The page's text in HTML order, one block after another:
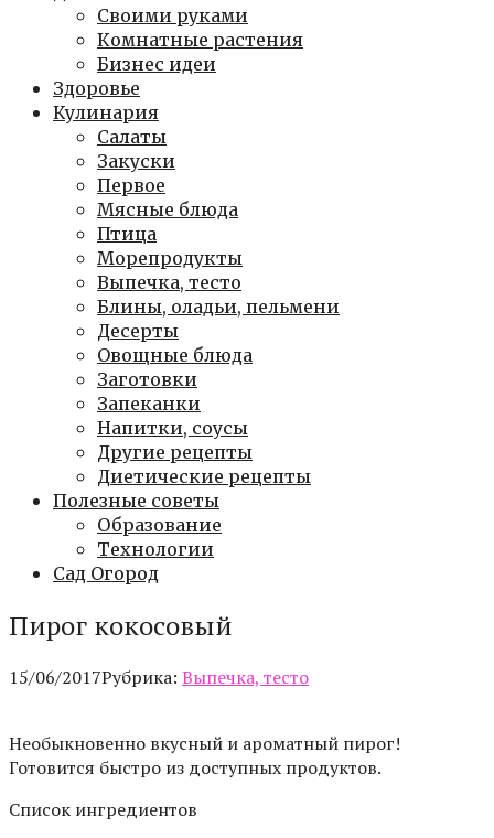
Своими руками
Комнатные растения
Бизнес идеи
Здоровье
Кулинария
Салаты
Закуски
Первое
Мясные блюда
Птица
Морепродукты
Выпечка, тесто
Блины, оладьи, пельмени
Десерты
Овощные блюда
Заготовки
Запеканки
Напитки, соусы
Другие рецепты
Диетические рецепты
Полезные советы
Образование
Технологии
Сад Огород
Пирог кокосовый
15/06/2017Рубрика: Выпечка, тесто
Необыкновенно вкусный и ароматный пирог!
Готовится быстро из доступных продуктов.
Список ингредиентов